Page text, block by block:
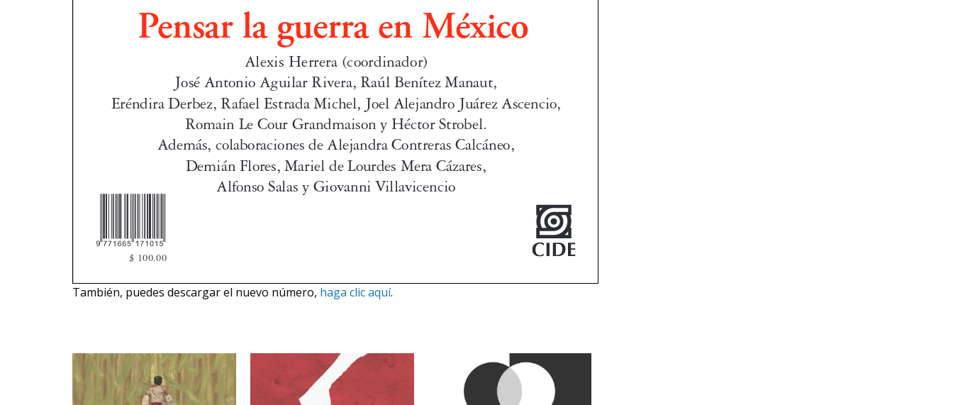
También, puedes descargar el nuevo número, haga clic aquí.